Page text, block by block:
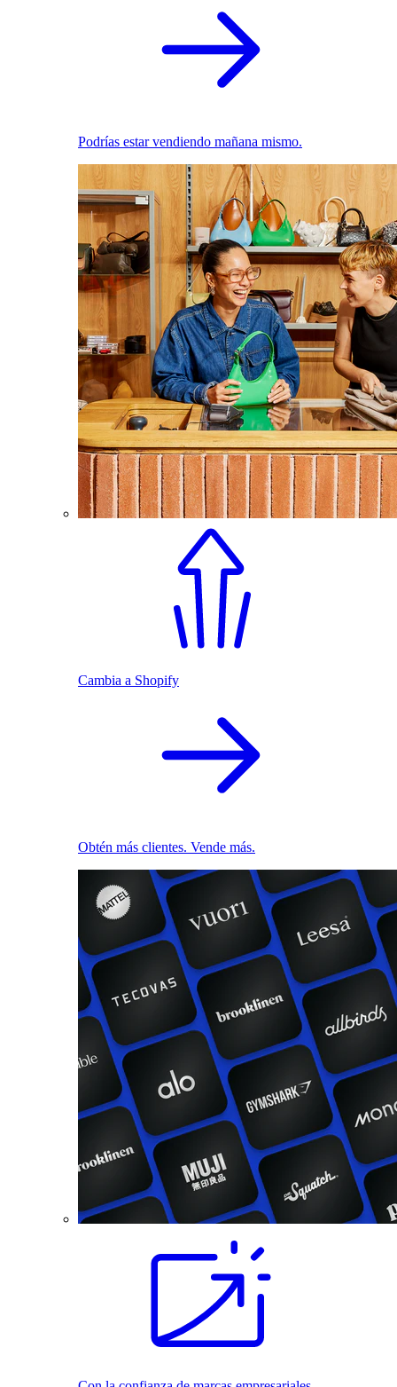
Podrías estar vendiendo mañana mismo.
Cambia a Shopify
Obtén más clientes. Vende más.